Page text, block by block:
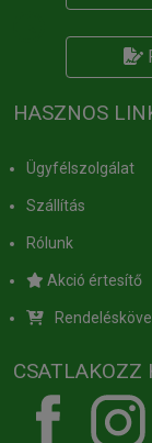
HASZNOS
Ügyfélszolgálat
Szállítás
Rólunk
Akció értesítő
CSATLAKOZZ